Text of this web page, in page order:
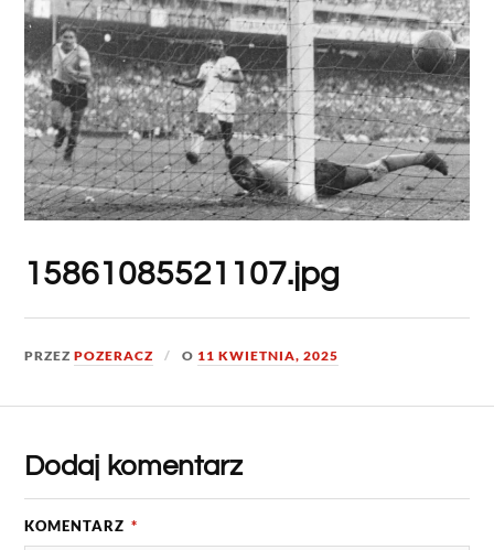
15861085521107.jpg
PRZEZPOZERACZ O 11 KWIETNIA, 2025
Dodaj komentarz
KOMENTARZ *